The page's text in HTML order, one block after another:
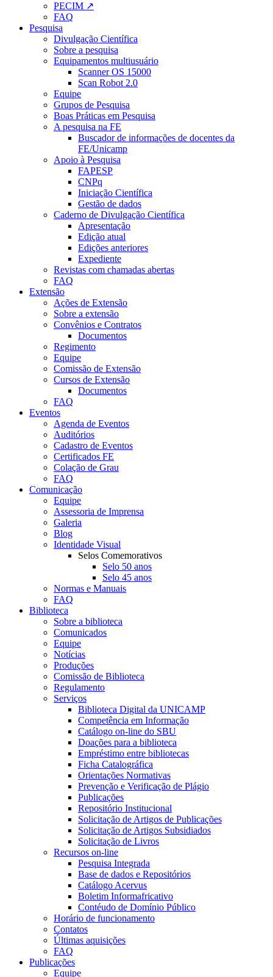
PECIM ↗
FAQ
Pesquisa
Divulgação Científica
Sobre a pesquisa
Equipamentos multiusuário
Scanner OS 15000
Scan Robot 2.0
Equipe
Grupos de Pesquisa
Boas Práticas em Pesquisa
A pesquisa na FE
Buscador de informações de docentes da
FE/Unicamp
Apoio à Pesquisa
FAPESP
CNPq
Iniciação Científica
Gestão de dados
Caderno de Divulgação Científica
Apresentação
Edição atual
Edições anteriores
Expediente
Revistas com chamadas abertas
FAQ
Extensão
Ações de Extensão
Sobre a extensão
Convênios e Contratos
Documentos
Regimento
Equipe
Comissão de Extensão
Cursos de Extensão
Documentos
FAQ
Eventos
Agenda de Eventos
Auditórios
Cadastro de Eventos
Certificados FE
Colação de Grau
FAQ
Comunicação
Equipe
Assessoria de Imprensa
Galeria
Blog
Identidade Visual
Selos Comemorativos
Selo 50 anos
Selo 45 anos
Normas e Manuais
FAQ
Biblioteca
Sobre a biblioteca
Comunicados
Equipe
Notícias
Produções
Comissão de Biblioteca
Regulamento
Serviços
Biblioteca Digital da UNICAMP
Competência em Informação
Catálogo on-line do SBU
Doações para a biblioteca
Empréstimo entre bibliotecas
Ficha Catalográfica
Orientações Normativas
Prevenção e Verificação de Plágio
Publicações
Repositório Institucional
Solicitação de Artigos de Publicações
Solicitação de Artigos Subsidiados
Solicitação de Livros
Recursos on-line
Pesquisa Integrada
Base de dados e Repositórios
Catálogo Acervus
Boletim Informafricativo
Contéudo de Domínio Público
Horário de funcionamento
Contatos
Últimas aquisições
FAQ
Publicações
Equipe